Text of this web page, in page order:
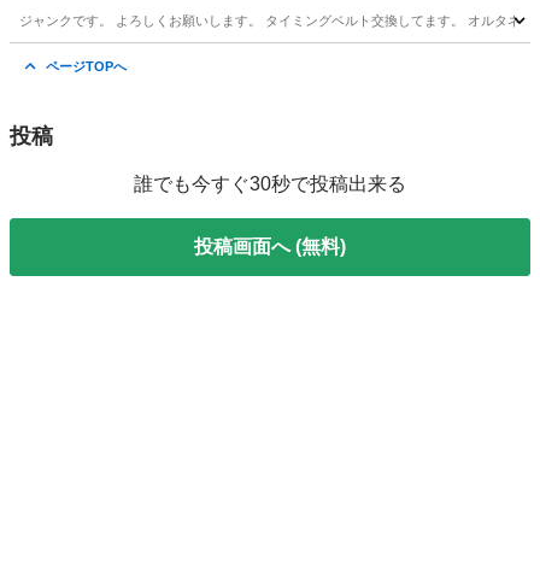
ジャンクです。 よろしくお願いします。 タイミングベルト交換してます。 オルタネ
ページTOPへ
投稿
誰でも今すぐ30秒で投稿出来る
投稿画面へ (無料)